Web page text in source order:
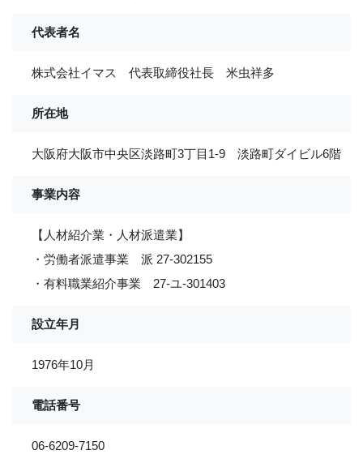
代表者名
株式会社イマス 代表取締役社長 米虫祥多
所在地
大阪府大阪市中央区淡路町3丁目1-9 淡路町ダイビル6階
事業内容
【人材紹介業・人材派遣業】
・労働者派遣事業 派 27-302155
・有料職業紹介事業 27-ユ-301403
設立年月
1976年10月
電話番号
06-6209-7150